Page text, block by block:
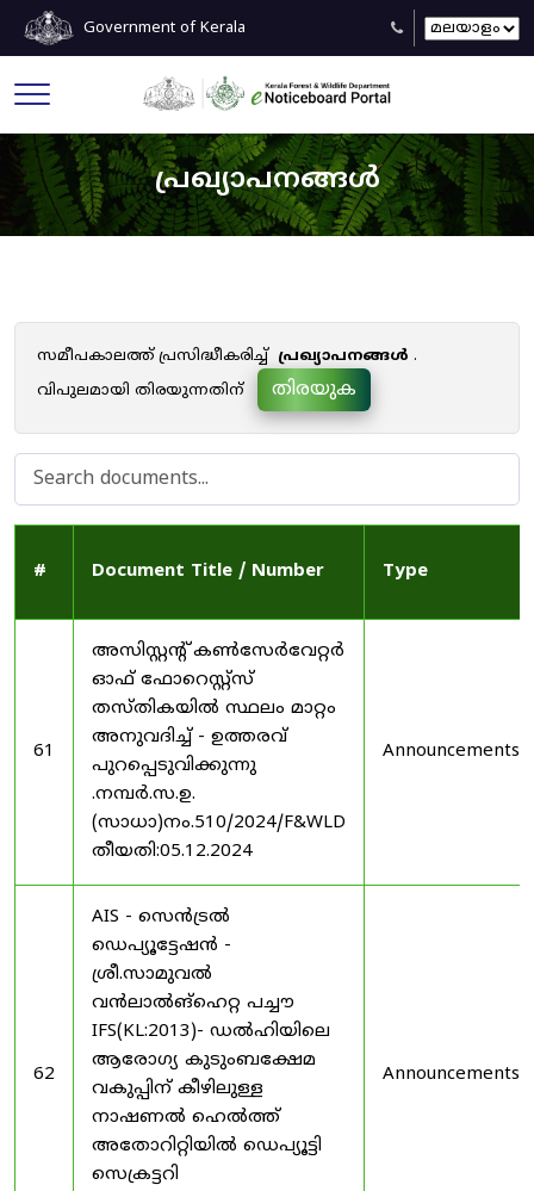
Government of Kerala
പ്രഖ്യാപനങ്ങൾ
സമീപകാലത്ത് പ്രസിദ്ധീകരിച്ച് പ്രഖ്യാപനങ്ങൾ .
വിപുലമായി തിരയുന്നതിന്
തിരയുക
# Document Title / Number Type
61
അസിസ്റ്റന്റ് കൺസേർവേറ്റർ
ഓഫ് ഫോറെസ്റ്റ്സ്
തസ്തികയിൽ സ്ഥലം മാറ്റം
അനുവദിച്ച് - ഉത്തരവ്
പുറപ്പെടുവിക്കുന്നു
.നമ്പർ.സ.ഉ.
(സാധാ)നം.510/2024/F&WLD
തീയതി:05.12.2024
Announcements
62
AIS - സെൻട്രൽ
ഡെപ്യൂട്ടേഷൻ -
ശ്രീ.സാമുവൽ
വൻലാൽങ്‌ഹെറ്റ പച്ചൗ
IFS(KL:2013)- ഡൽഹിയിലെ
ആരോഗ്യ കുടുംബക്ഷേമ
വകുപ്പിന് കീഴിലുള്ള
നാഷണൽ ഹെൽത്ത്
അതോറിറ്റിയിൽ ഡെപ്യൂട്ടി
സെക്രട്ടറി
Announcements